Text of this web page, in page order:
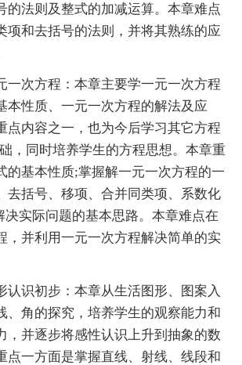
的法则及整式的加减运算。本章难点
项和去括号的法则，并将其熟练的应
次方程：本章主要学一元一次方程
本性质、一元一次方程的解法及应
点内容之一，也为今后学习其它方程
，同时培养学生的方程思想。本章重
的基本性质;掌握解一元一次方程的一
去括号、移项、合并同类项、系数化
决实际问题的基本思路。本章难点在
，并利用一元一次方程解决简单的实
识初步：本章从生活图形、图案入
、角的探究，培养学生的观察能力和
，并逐步将感性认识上升到抽象的数
点一方面是掌握直线、射线、线段和